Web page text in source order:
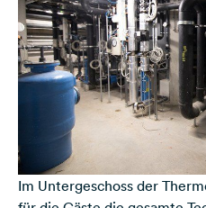
Im Untergeschoss der